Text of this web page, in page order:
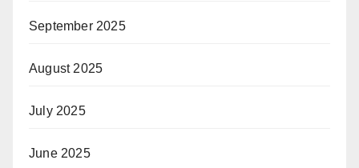
September 2025
August 2025
July 2025
June 2025